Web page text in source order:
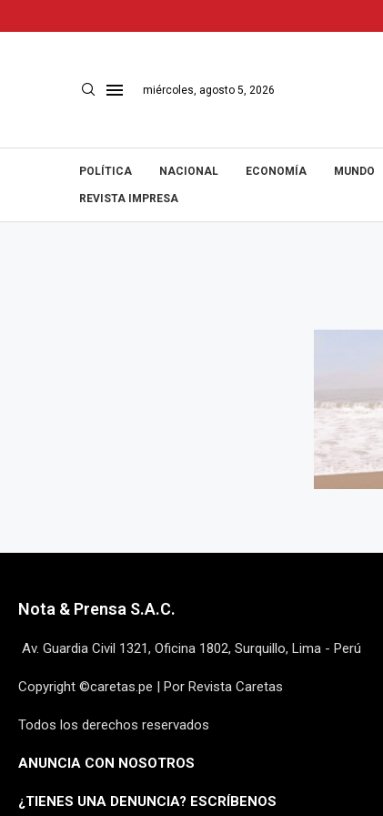
miércoles, agosto 5, 2026
POLÍTICA NACIONAL ECONOMÍA MUNDO
REVISTA IMPRESA
Nota & Prensa S.A.C.
Av. Guardia Civil 1321, Oficina 1802, Surquillo, Lima - Perú
Copyright ©caretas.pe | Por Revista Caretas
Todos los derechos reservados
ANUNCIA CON NOSOTROS
¿TIENES UNA DENUNCIA? ESCRÍBENOS